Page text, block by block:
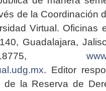
de la Coordinación
Virtual. Oficinas
Guadalajara,
. Editor
de la Reserva de